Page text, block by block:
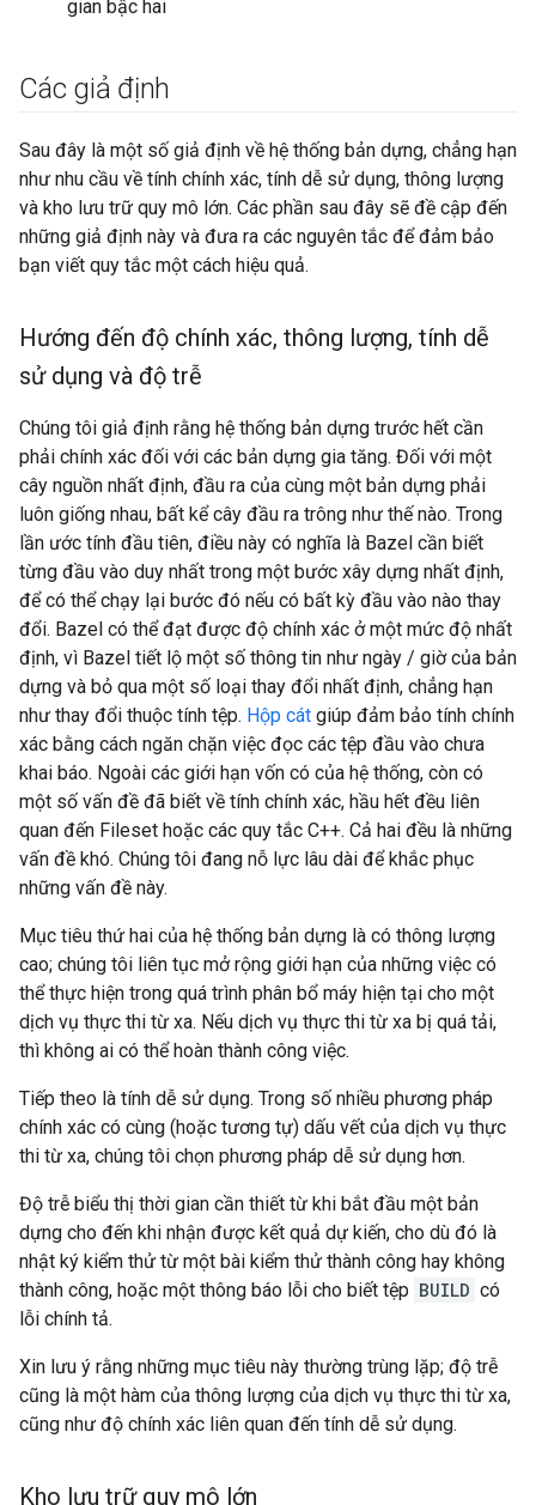
gian bậc hai
Các giả định
Sau đây là một số giả định về hệ thống bản dựng, chẳng hạn
như nhu cầu về tính chính xác, tính dễ sử dụng, thông lượng
và kho lưu trữ quy mô lớn. Các phần sau đây sẽ đề cập đến
những giả định này và đưa ra các nguyên tắc để đảm bảo
bạn viết quy tắc một cách hiệu quả.
Hướng đến độ chính xác, thông lượng, tính dễ
sử dụng và độ trễ
Chúng tôi giả định rằng hệ thống bản dựng trước hết cần
phải chính xác đối với các bản dựng gia tăng. Đối với một
cây nguồn nhất định, đầu ra của cùng một bản dựng phải
luôn giống nhau, bất kể cây đầu ra trông như thế nào. Trong
lần ước tính đầu tiên, điều này có nghĩa là Bazel cần biết
từng đầu vào duy nhất trong một bước xây dựng nhất định,
để có thể chạy lại bước đó nếu có bất kỳ đầu vào nào thay
đổi. Bazel có thể đạt được độ chính xác ở một mức độ nhất
định, vì Bazel tiết lộ một số thông tin như ngày / giờ của bản
dựng và bỏ qua một số loại thay đổi nhất định, chẳng hạn
như thay đổi thuộc tính tệp. Hộp cát giúp đảm bảo tính chính
xác bằng cách ngăn chặn việc đọc các tệp đầu vào chưa
khai báo. Ngoài các giới hạn vốn có của hệ thống, còn có
một số vấn đề đã biết về tính chính xác, hầu hết đều liên
quan đến Fileset hoặc các quy tắc C++. Cả hai đều là những
vấn đề khó. Chúng tôi đang nỗ lực lâu dài để khắc phục
những vấn đề này.
Mục tiêu thứ hai của hệ thống bản dựng là có thông lượng
cao; chúng tôi liên tục mở rộng giới hạn của những việc có
thể thực hiện trong quá trình phân bổ máy hiện tại cho một
dịch vụ thực thi từ xa. Nếu dịch vụ thực thi từ xa bị quá tải,
thì không ai có thể hoàn thành công việc.
Tiếp theo là tính dễ sử dụng. Trong số nhiều phương pháp
chính xác có cùng (hoặc tương tự) dấu vết của dịch vụ thực
thi từ xa, chúng tôi chọn phương pháp dễ sử dụng hơn.
Độ trễ biểu thị thời gian cần thiết từ khi bắt đầu một bản
dựng cho đến khi nhận được kết quả dự kiến, cho dù đó là
nhật ký kiểm thử từ một bài kiểm thử thành công hay không
thành công, hoặc một thông báo lỗi cho biết tệp BUILD có
lỗi chính tả.
Xin lưu ý rằng những mục tiêu này thường trùng lặp; độ trễ
cũng là một hàm của thông lượng của dịch vụ thực thi từ xa,
cũng như độ chính xác liên quan đến tính dễ sử dụng.
Kho lưu trữ quy mô lớn